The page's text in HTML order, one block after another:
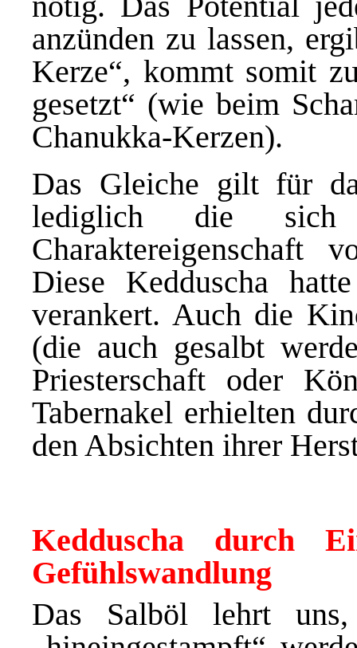
anzünden zu lassen,
Kerze“, kommt somit
gesetzt“ (wie beim
Chanukka-Kerzen).
Das Gleiche gilt für
lediglich die
Charaktereigenschaft
Diese Kedduscha
verankert. Auch die
(die auch gesalbt
Priesterschaft oder
Tabernakel erhielten
den Absichten ihrer
Kedduscha durch
Gefühlswandlung
Das Salböl lehrt